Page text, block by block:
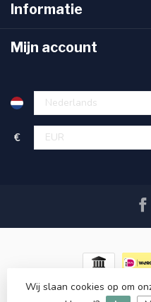
Informatie
Mijn account
€
© Copyright 2026 RC
Wij slaan cookies op om